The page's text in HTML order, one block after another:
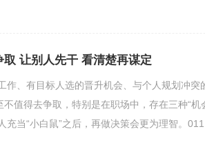
让别人先干 看清楚再谋定
作、有目标人选的晋升机会、与个人规划冲突
不值得去争取，特别是在职场中，存在三种“
充当“小白鼠”之后，再做决策会更为理智。